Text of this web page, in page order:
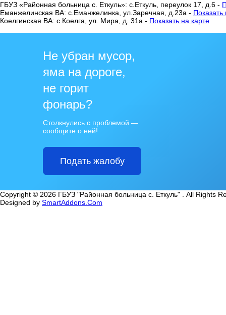
ГБУЗ «Районная больница с. Еткуль»: с.Еткуль, переулок 17, д.6 -
Еманжелинская ВА: с.Еманжелинка, ул.Заречная, д.23а - Показать
Коелгинская ВА: с.Коелга, ул. Мира, д. 31а - Показать на карте
Не убран мусор,
яма на дороге,
не горит
фонарь?
Столкнулись с проблемой —
сообщите о ней!
Подать жалобу
Copyright © 2026 ГБУЗ "Районная больница с. Еткуль" . All Rights
Designed by SmartAddons.Com